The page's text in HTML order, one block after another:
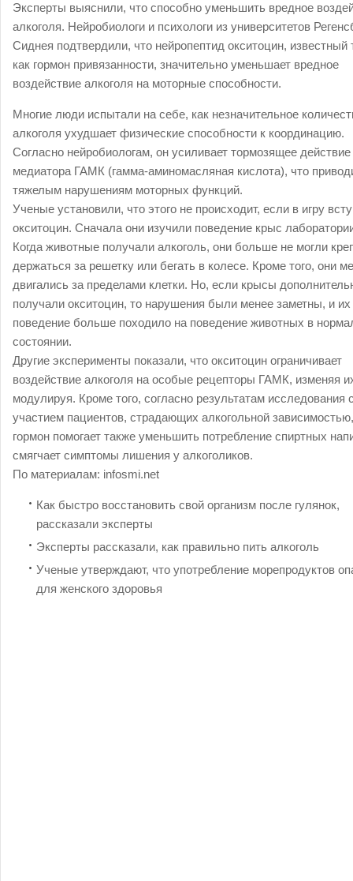
Эксперты выяснили, что способно уменьшить вредное
алкоголя. Нейробиологи и психологи из университетов
Сиднея подтвердили, что нейропептид окситоцин, известный
как гормон привязанности, значительно уменьшает вредное
воздействие алкоголя на моторные способности.
Многие люди испытали на себе, как незначительное
алкоголя ухудшает физические способности к координацию.
Согласно нейробиологам, он усиливает тормозящее действие
медиатора ГАМК (гамма-аминомасляная кислота), что
тяжелым нарушениям моторных функций.
Ученые установили, что этого не происходит, если в игру
окситоцин. Сначала они изучили поведение крыс
Когда животные получали алкоголь, они больше не могли
держаться за решетку или бегать в колесе. Кроме того, они
двигались за пределами клетки. Но, если крысы
получали окситоцин, то нарушения были менее заметны, и их
поведение больше походило на поведение животных в
состоянии.
Другие эксперименты показали, что окситоцин ограничивает
воздействие алкоголя на особые рецепторы ГАМК, изменяя
модулируя. Кроме того, согласно результатам исследования
участием пациентов, страдающих алкогольной зависимостью,
гормон помогает также уменьшить потребление спиртных
смягчает симптомы лишения у алкоголиков.
По материалам: infosmi.net
Как быстро восстановить свой организм после гулянок,
рассказали эксперты
Эксперты рассказали, как правильно пить алкоголь
Ученые утверждают, что употребление морепродуктов
для женского здоровья